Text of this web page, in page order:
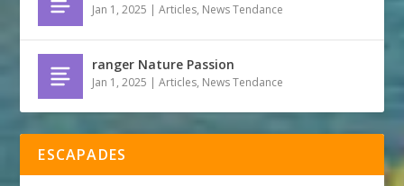
Jan 1, 2025 |Articles, News Tendance
ranger Nature Passion
Jan 1, 2025 |Articles, News Tendance
ESCAPADES